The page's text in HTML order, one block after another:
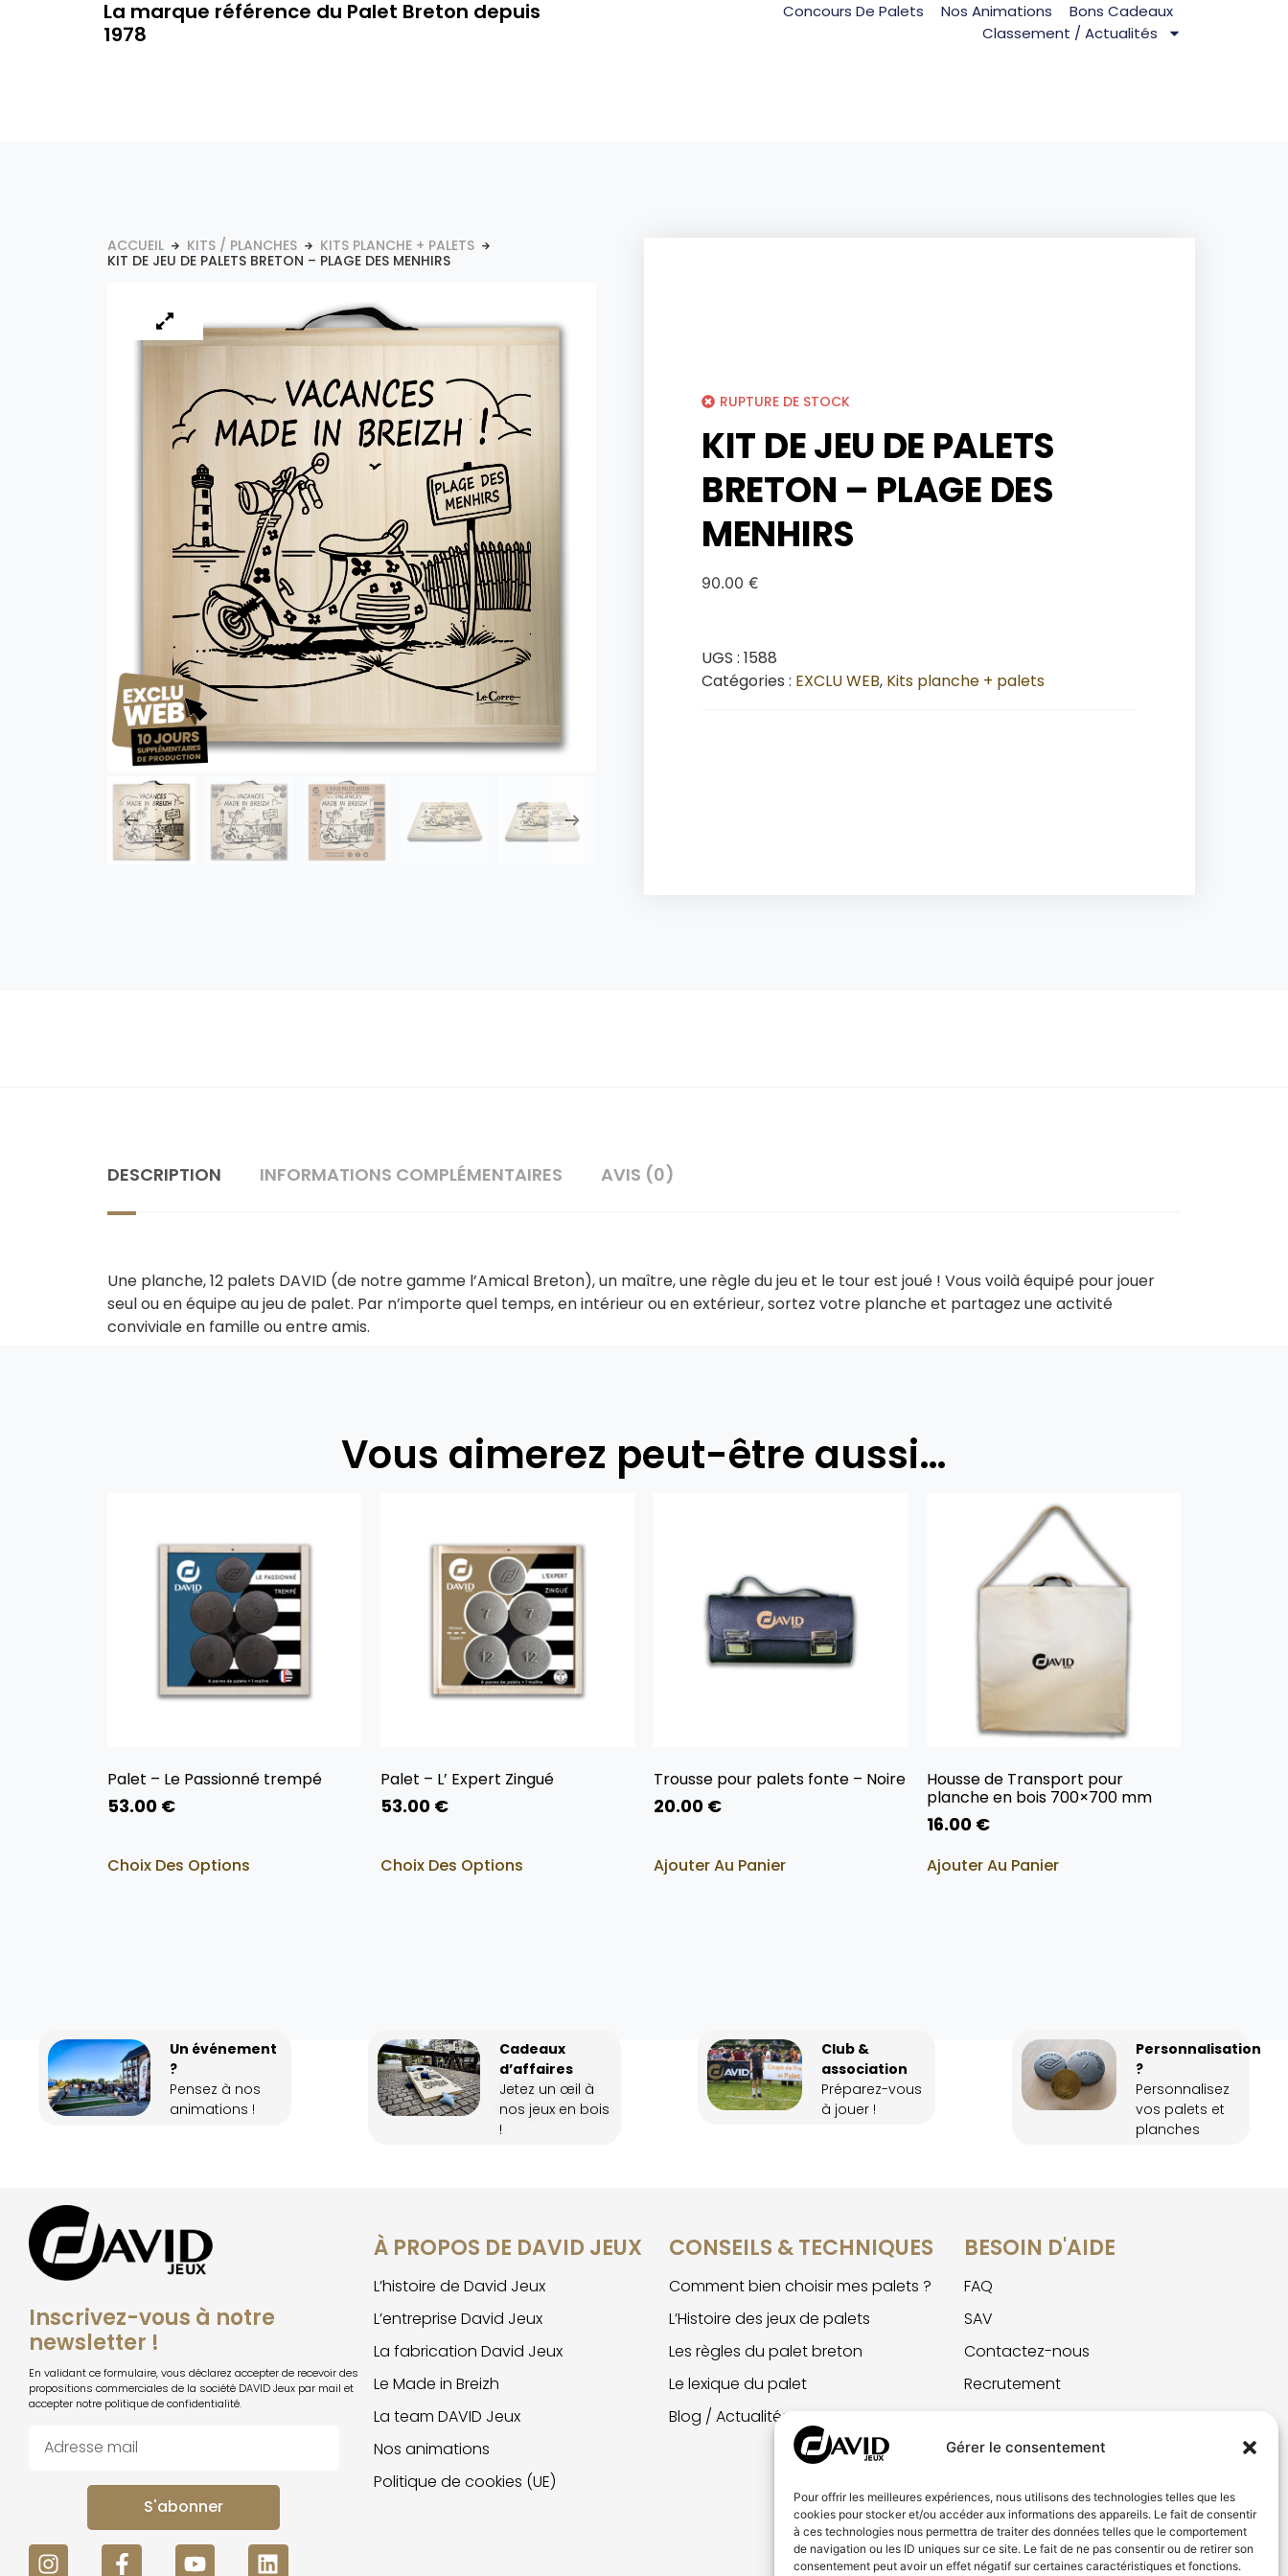
Gérer le consentement
Pour offrir les meilleures expériences, nous utilisons des technologies telles que les
cookies pour stocker et/ou accéder aux informations des appareils. Le fait de consentir
à ces technologies nous permettra de traiter des données telles que le comportement
de navigation ou les ID uniques sur ce site. Le fait de ne pas consentir ou de retirer son
consentement peut avoir un effet négatif sur certaines caractéristiques et fonctions.
La marque référence du Palet Breton depuis
1978
Concours De Palets Nos Animations
Bons Cadeaux
Classement / Actualités
ACCUEIL KITS / PLANCHES
KITS PLANCHE + PALETS
KIT DE JEU DE PALETS BRETON – PLAGE DES MENHIRS
RUPTURE DE STOCK
KIT DE JEU DE PALETS
BRETON – PLAGE DES
MENHIRS
90.00 €
UGS : 1588
Catégories : EXCLU WEB, Kits planche + palets
DESCRIPTION INFORMATIONS COMPLÉMENTAIRES AVIS (0)
Une planche, 12 palets DAVID (de notre gamme l’Amical Breton), un maître, une règle du jeu et le tour est joué ! Vous voilà équipé pour jouer
seul ou en équipe au jeu de palet. Par n’importe quel temps, en intérieur ou en extérieur, sortez votre planche et partagez une activité
conviviale en famille ou entre amis.
Vous aimerez peut-être aussi…
Palet – Le Passionné trempé
53.00 €
Choix Des Options
Palet – L’ Expert Zingué
53.00 €
Choix Des Options
Trousse pour palets fonte – Noire
20.00 €
Ajouter Au Panier
Housse de Transport pour
planche en bois 700×700 mm
16.00 €
Ajouter Au Panier
Un événement
?
Pensez à nos
animations !
Cadeaux
d’affaires
Jetez un œil à
nos jeux en bois
!
Club &
association
Préparez-vous
à jouer !
Personnalisation
?
Personnalisez
vos palets et
planches
Inscrivez-vous à notre
newsletter !
En validant ce formulaire, vous déclarez accepter de recevoir des
propositions commerciales de la société DAVID Jeux par mail et
accepter notre politique de confidentialité.
S'abonner
À PROPOS DE DAVID JEUX
L’histoire de David Jeux
L’entreprise David Jeux
La fabrication David Jeux
Le Made in Breizh
La team DAVID Jeux
Nos animations
Politique de cookies (UE)
CONSEILS & TECHNIQUES
Comment bien choisir mes palets ?
L’Histoire des jeux de palets
Les règles du palet breton
Le lexique du palet
Blog / Actualités
BESOIN D'AIDE
FAQ
SAV
Contactez-nous
Recrutement